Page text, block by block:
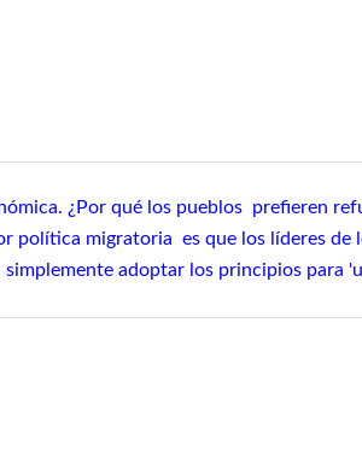
¿Por qué los pueblos prefieren
política migratoria es que los líderes de
adoptar los principios para